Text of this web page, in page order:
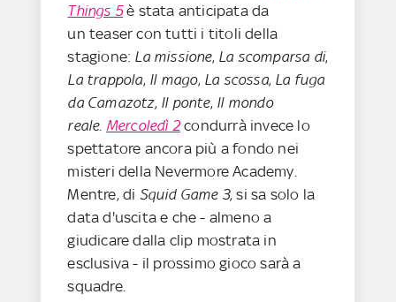
Things 5è stata anticipata da
un teaser con tutti i titoli della
stagione: La missione, La scomparsa di,
La trappola, Il mago, La scossa, La fuga
da Camazotz, Il ponte, Il mondo
reale. Mercoledì 2 condurrà invece lo
spettatore ancora più a fondo nei
misteri della Nevermore Academy.
Mentre, di Squid Game 3, si sa solo la
data d'uscita e che - almeno a
giudicare dalla clip mostrata in
esclusiva - il prossimo gioco sarà a
squadre.